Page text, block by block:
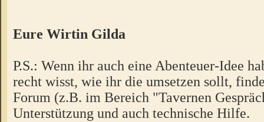
Eure Wirtin Gilda
P.S.: Wenn ihr auch eine Abenteuer-Idee
recht wisst, wie ihr die umsetzen sollt,
Forum (z.B. im Bereich "Tavernen
Unterstützung und auch technische Hilfe.